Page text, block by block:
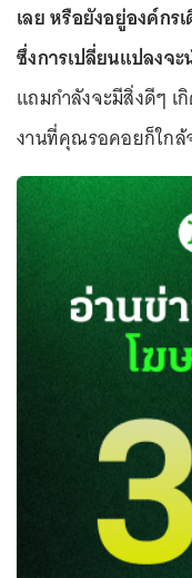
เลย หรือยังอยู่องค์กร
ซึ่งการเปลี่ยนแปลงจ
แถมกำลังจะมีสิ่งดีๆ เ
งานที่คุณรอคอยก็ใกล้